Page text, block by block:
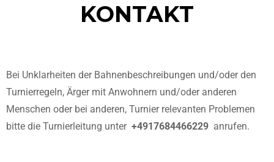
KONTAKT
Bei Unklarheiten der Bahnenbeschreibungen und/oder den
Turnierregeln, Ärger mit Anwohnern und/oder anderen
Menschen oder bei anderen, Turnier relevanten Problemen
bitte die Turnierleitung unter +4917684466229 anrufen.